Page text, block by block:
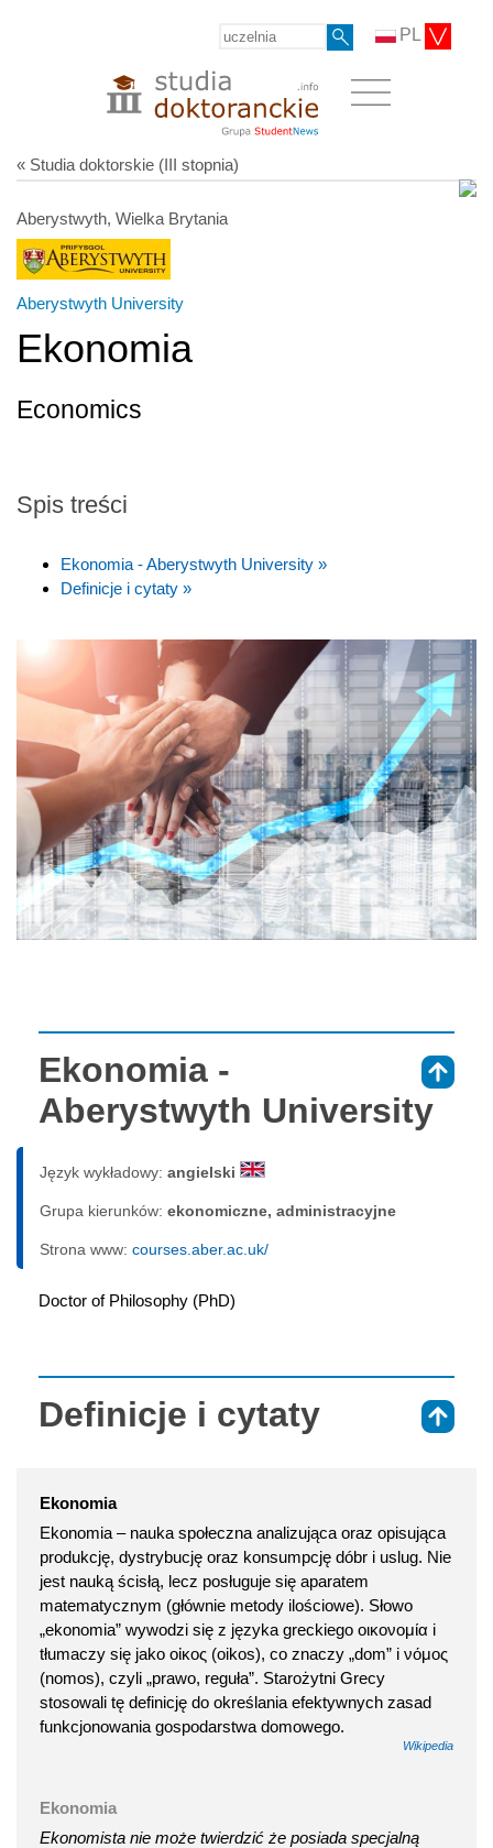
PL
« Studia doktorskie (III stopnia)
Aberystwyth, Wielka Brytania
Aberystwyth University
Ekonomia
Economics
Spis treści
Ekonomia - Aberystwyth University »
Definicje i cytaty »
Ekonomia -
Aberystwyth University
Język wykładowy: angielski
Grupa kierunków: ekonomiczne, administracyjne
Strona www: courses.aber.ac.uk/
Doctor of Philosophy (PhD)
Definicje i cytaty
Ekonomia
Ekonomia – nauka społeczna analizująca oraz opisująca
produkcję, dystrybucję oraz konsumpcję dóbr i uslug. Nie
jest nauką ścisłą, lecz posługuje się aparatem
matematycznym (głównie metody ilościowe). Słowo
„ekonomia” wywodzi się z języka greckiego οικονομία i
tłumaczy się jako οἰκος (oikos), co znaczy „dom” i νόμος
(nomos), czyli „prawo, reguła”. Starożytni Grecy
stosowali tę definicję do określania efektywnych zasad
funkcjonowania gospodarstwa domowego.
Wikipedia
Ekonomia
Ekonomista nie może twierdzić że posiada specjalną